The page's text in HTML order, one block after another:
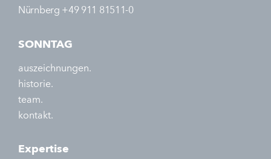
Nürnberg +49 911 81511-0
SONNTAG
auszeichnungen.
historie.
team.
kontakt.
Expertise